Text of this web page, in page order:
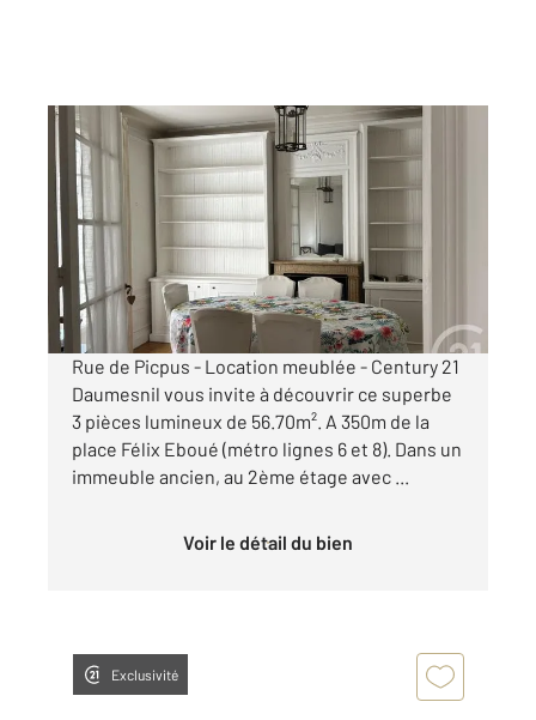
PARIS 75012
56,01 m
, 3 pièces
Ref : 31461
Appartement F3 à louer
1 790 €
par mois charges comprises
Rue de Picpus - Location meublée - Century 21
Daumesnil vous invite à découvrir ce superbe
3 pièces lumineux de 56.70m². A 350m de la
place Félix Eboué (métro lignes 6 et 8). Dans un
immeuble ancien, au 2ème étage avec ...
Voir le détail du bien
Exclusivité